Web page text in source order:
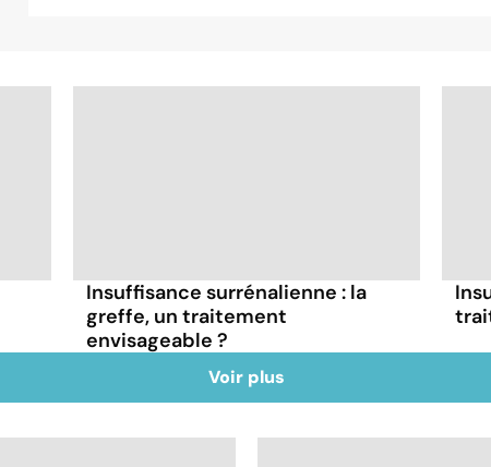
Insuffisance surrénalienne : la
greffe, un traitement
envisageable ?
Voir plus